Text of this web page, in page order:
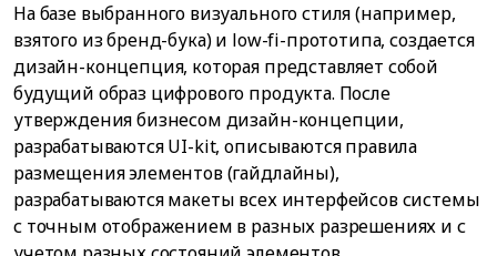
На базе выбранного визуального стиля (например,
взятого из бренд-бука) и low-fi-прототипа, создается
дизайн-концепция, которая представляет собой
будущий образ цифрового продукта. После
утверждения бизнесом дизайн-концепции,
разрабатываются UI-kit, описываются правила
размещения элементов (гайдлайны),
разрабатываются макеты всех интерфейсов системы
с точным отображением в разных разрешениях и с